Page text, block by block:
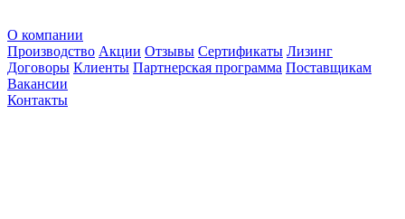
О компании
Производство Акции Отзывы Сертификаты Лизинг
Договоры Клиенты Партнерская программа Поставщикам
Вакансии
Контакты